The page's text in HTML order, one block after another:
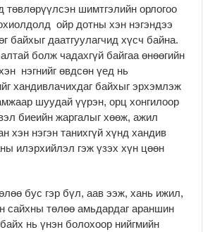
шимтгэлийн орлогоо
ойр дотны хэн нэгэндээ
байхыг даатгуулагчид хүсч байна.
болж чадахгүй байгаа өнөөгийн
нэгнийг өвдсөн үед нь
хандивлачихдаг байхыг эрхэмлэж
шуудай үүрэн, орц хонгилоор
биеийн жаргалыг хөөж, ажил
хэн нэгэн танихгүй хүнд хандив
илэрхийлэл гэж үзэх хүн цөөн
бус гэр бүл, аав ээж, хань ижил,
сайхны төлөө амьдардаг араншин
нь үнэн болохоор нийгмийн